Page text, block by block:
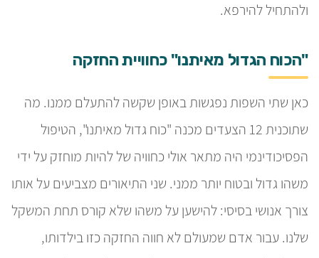
ולהתחיל להירפא.
"הכוח הגדול מאיתנו" כחוויית החזקה
כאן שתי השפות נפגשות באופן שקשה להתעלם ממנו. מה
שתוכנית 12 הצעדים מכנה "כוח גדול מאיתנו", הטיפול
הפסיכודינמי היה מתאר אולי כחוויה של להיות מוחזק על ידי
משהו גדול ובטוח יותר ממני. שני התיאורים מצביעים על אותו
צורך אנושי בסיסי: להישען על משהו שלא קורס תחת המשקל
שלנו. עבור אדם שמעולם לא חווה החזקה כזו בילדותו,